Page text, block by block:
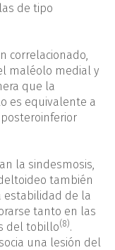
de tipo
correlacionado,
maléolo medial y
que la
es equivalente a
la sindesmosis,
también
estabilidad de la
tanto en las
del tobillo(8).
una lesión del